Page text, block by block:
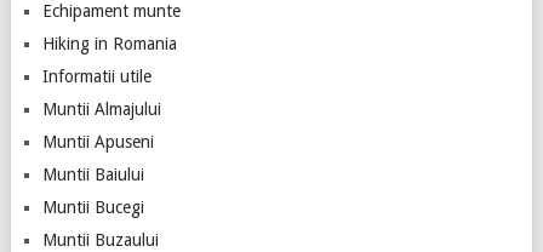
Echipament munte
Hiking in Romania
Informatii utile
Muntii Almajului
Muntii Apuseni
Muntii Baiului
Muntii Bucegi
Muntii Buzaului